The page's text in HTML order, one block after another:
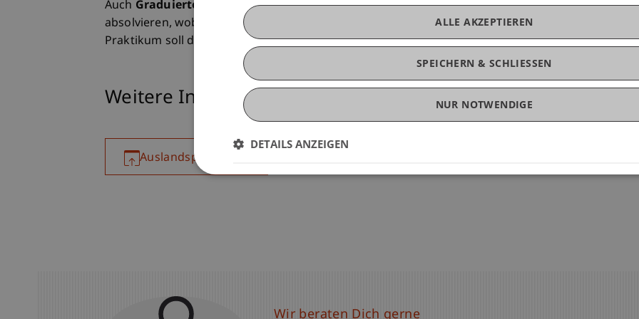
Auch Graduierte können innerhalb eines Jahresnach ihrem Abschlussein Praktikum im
absolvieren, wobei Bewerbungen bereits während des Studiums eingereicht werden müssen.
Praktikum soll den Übergang ins Berufsleben erleichtern.
Weitere Infos
Auslandspraktikum
Wir beraten Dich gerne
SPEICHERN & SCHLIESSEN
ALLE AKZEPTIEREN
NUR NOTWENDIGE
DETAILS ANZEIGEN